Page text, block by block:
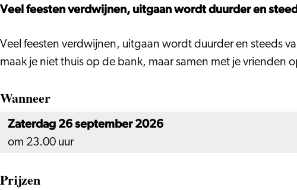
Huis
Veel feesten verdwijnen, uitgaan wordt duurder en
Veel feesten verdwijnen, uitgaan wordt duurder en steeds
maak je niet thuis op de bank, maar samen met je vrienden
Wanneer
Zaterdag 26 september 2026
om 23.00 uur
Prijzen